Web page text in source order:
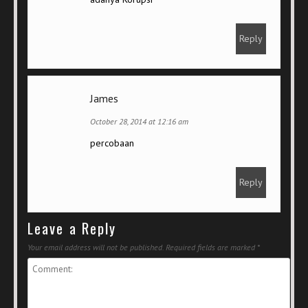
Reply
James
October 28, 2014 at 12:16 am
percobaan
Reply
Leave a Reply
Your email address will not be published. Required fields are marked *